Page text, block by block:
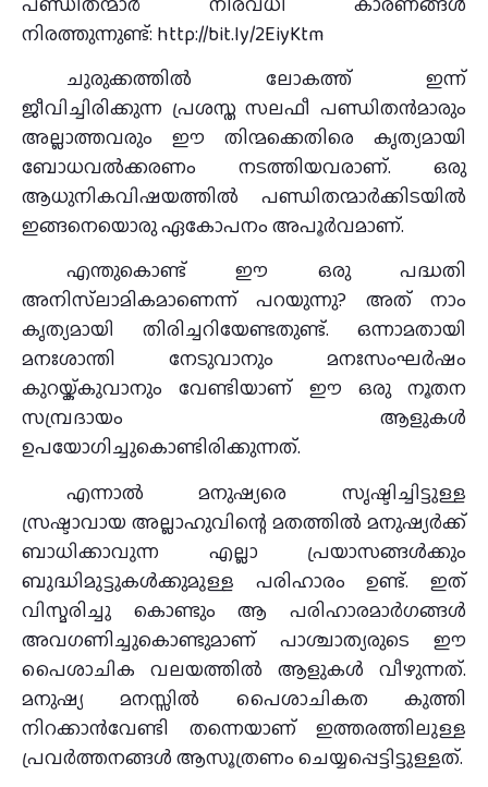
നിരത്തുന്നുണ്ട്: http://bit.ly/2EiyKtm
ചുരുക്കത്തില്‍ ലോകത്ത് ഇന്ന്
ജീവിച്ചിരിക്കുന്ന പ്രശസ്ത സലഫീ പണ്ഡിതന്‍മാരും
അല്ലാത്തവരും ഈ തിന്മക്കെതിരെ കൃത്യമായി
ബോധവല്‍ക്കരണം നടത്തിയവരാണ്. ഒരു
ആധുനികവിഷയത്തില്‍ പണ്ഡിതന്മാര്‍ക്കിടയില്‍
ഇങ്ങനെയൊരു ഏകോപനം അപൂര്‍വമാണ്.
എന്തുകൊണ്ട് ഈ ഒരു പദ്ധതി
അനിസ്‌ലാമികമാണെന്ന് പറയുന്നു? അത് നാം
കൃത്യമായി തിരിച്ചറിയേണ്ടതുണ്ട്. ഒന്നാമതായി
മനഃശാന്തി നേടുവാനും മനഃസംഘര്‍ഷം
കുറയ്ക്കുവാനും വേണ്ടിയാണ് ഈ ഒരു നൂതന
സമ്പ്രദായം ആളുകള്‍
ഉപയോഗിച്ചുകൊണ്ടിരിക്കുന്നത്.
എന്നാല്‍ മനുഷ്യരെ സൃഷ്ടിച്ചിട്ടുള്ള
സ്രഷ്ടാവായ അല്ലാഹുവിന്റെ മതത്തില്‍ മനുഷ്യര്‍ക്ക്
ബാധിക്കാവുന്ന എല്ലാ പ്രയാസങ്ങള്‍ക്കും
ബുദ്ധിമുട്ടുകള്‍ക്കുമുള്ള പരിഹാരം ഉണ്ട്. ഇത്
വിസ്മരിച്ചു കൊണ്ടും ആ പരിഹാരമാര്‍ഗങ്ങള്‍
അവഗണിച്ചുകൊണ്ടുമാണ് പാശ്ചാത്യരുടെ ഈ
പൈശാചിക വലയത്തില്‍ ആളുകള്‍ വീഴുന്നത്.
മനുഷ്യ മനസ്സില്‍ പൈശാചികത കുത്തി
നിറക്കാന്‍വേണ്ടി തന്നെയാണ് ഇത്തരത്തിലുള്ള
പ്രവര്‍ത്തനങ്ങള്‍ ആസൂത്രണം ചെയ്യപ്പെട്ടിട്ടുള്ളത്.